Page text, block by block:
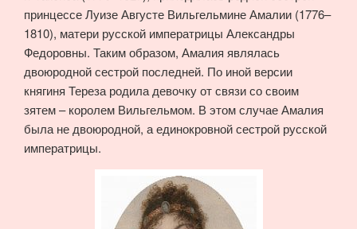
принцессе Луизе Августе Вильгельмине Амалии (1776–
1810), матери русской императрицы Александры
Федоровны. Таким образом, Амалия являлась
двоюродной сестрой последней. По иной версии
княгиня Тереза родила девочку от связи со своим
зятем – королем Вильгельмом. В этом случае Амалия
была не двоюродной, а единокровной сестрой русской
императрицы.